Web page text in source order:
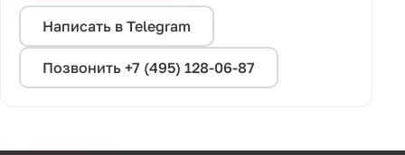
Написать в Telegram
Позвонить +7 (495) 128-06-87